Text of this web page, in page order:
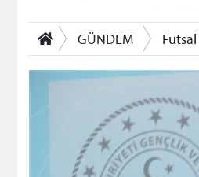
GÜNDEM
Genç Bilgi Sistemi